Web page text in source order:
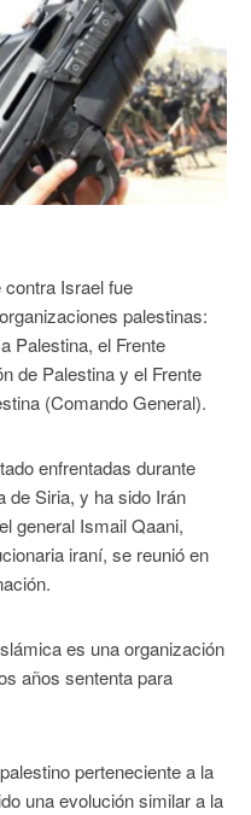
contra Israel fue
palestinas:
Palestina, el Frente
de Palestina y el Frente
(Comando General).
enfrentadas durante
de Siria, y ha sido Irán
general Ismail Qaani,
iraní, se reunió en
es una organización
años sententa para
perteneciente a la
una evolución similar a la